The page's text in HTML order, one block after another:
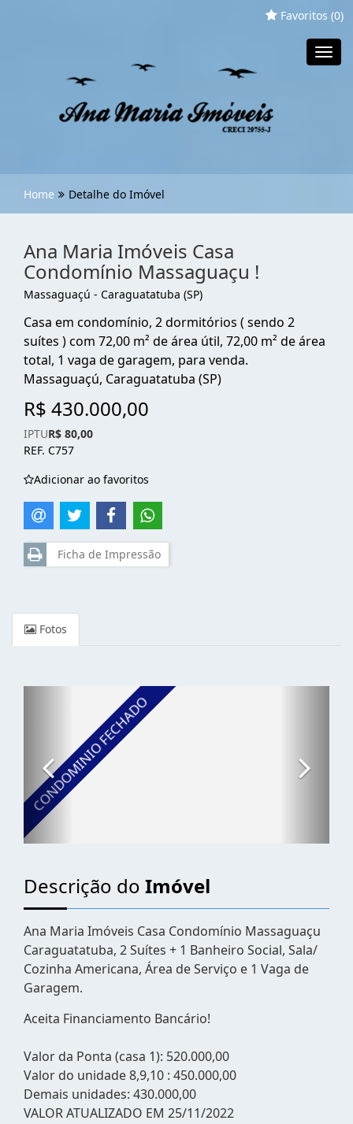
Favoritos (0)
Home Detalhe do Imóvel
Ana Maria Imóveis Casa
Condomínio Massaguaçu !
Massaguaçú - Caraguatatuba (SP)
Casa em condomínio, 2 dormitórios ( sendo 2
suítes ) com 72,00 m² de área útil, 72,00 m² de área
total, 1 vaga de garagem, para venda.
Massaguaçú, Caraguatatuba (SP)
R$ 430.000,00
IPTUR$ 80,00
REF. C757
Adicionar ao favoritos
Ficha de Impressão
Fotos
Descrição do Imóvel
Ana Maria Imóveis Casa Condomínio Massaguaçu
Caraguatatuba, 2 Suítes + 1 Banheiro Social, Sala/
Cozinha Americana, Área de Serviço e 1 Vaga de
Garagem.
Aceita Financiamento Bancário!
Valor da Ponta (casa 1): 520.000,00
Valor do unidade 8,9,10 : 450.000,00
Demais unidades: 430.000,00
VALOR ATUALIZADO EM 25/11/2022